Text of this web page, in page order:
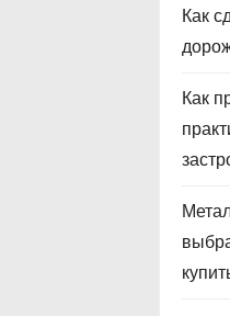
Как
Как